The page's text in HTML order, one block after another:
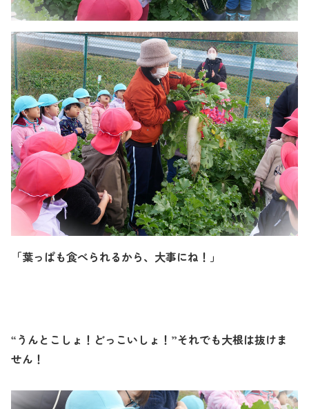
「葉っぱも食べられるから、大事にね！」
“うんとこしょ！どっこいしょ！”それでも大根は抜けま
せん！